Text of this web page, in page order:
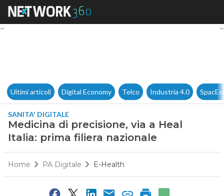
Medicina di precisione, via a
Ultimi articoli Digital Economy Telco Industria 4.0
SANITA' DIGITALE
Medicina di precisione, via a Heal
Italia: prima filiera nazionale
Home PA Digitale E-Health